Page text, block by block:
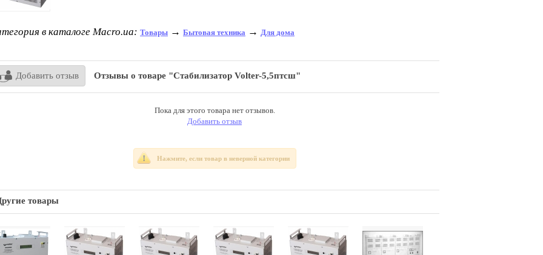
в каталоге Macro.ua: Товары → Бытовая техника → Для дома
Добавить отзыв Отзывы о товаре "Стабилизатор Volter-5,5птсш"
Пока для этого товара нет отзывов.
Добавить отзыв
Нажмите, если товар в неверной категории
товары